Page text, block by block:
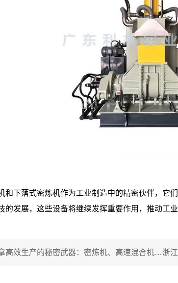
和下落式密炼机作为工业制造中的精密伙伴，它
的发展，这些设备将继续发挥重要作用，推动工业
浙江利拿高效生产的秘密武器：密炼机、高速混合机与大型密炼机的工业应用